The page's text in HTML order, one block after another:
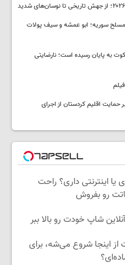
سوریه؛ ابو عمشه و سیف پولات
به پایان رسیده است؛ نارضایتی
حمایت اقلیم کردستان از اجرای
اینترنتی داری؟ راحت
رو بفروش
شاپ خودت رو بالا ببر
اینجا شروع می‌شه، برای